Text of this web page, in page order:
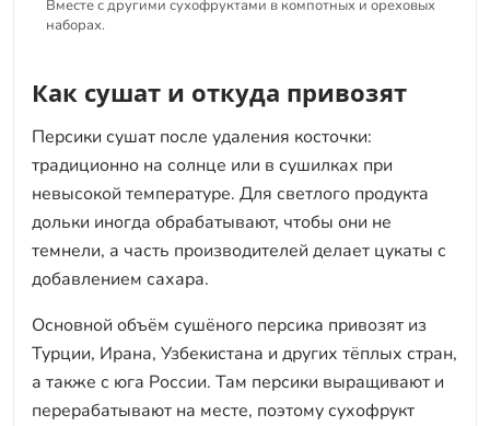
Вместе с другими сухофруктами в компотных и ореховых
наборах.
Как сушат и откуда привозят
Персики сушат после удаления косточки:
традиционно на солнце или в сушилках при
невысокой температуре. Для светлого продукта
дольки иногда обрабатывают, чтобы они не
темнели, а часть производителей делает цукаты с
добавлением сахара.
Основной объём сушёного персика привозят из
Турции, Ирана, Узбекистана и других тёплых стран,
а также с юга России. Там персики выращивают и
перерабатывают на месте, поэтому сухофрукт